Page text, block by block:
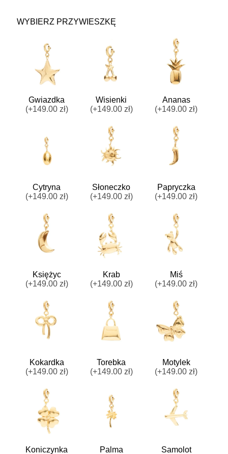
WYBIERZ PRZYWIESZKĘ
Gwiazdka
(+149.00 zł)
Wisienki
(+149.00 zł)
Ananas
(+149.00 zł)
Cytryna
(+149.00 zł)
Słoneczko
(+149.00 zł)
Papryczka
(+149.00 zł)
Księżyc
(+149.00 zł)
Krab
(+149.00 zł)
Miś
(+149.00 zł)
Kokardka
(+149.00 zł)
Torebka
(+149.00 zł)
Motylek
(+149.00 zł)
Koniczynka Palma Samolot